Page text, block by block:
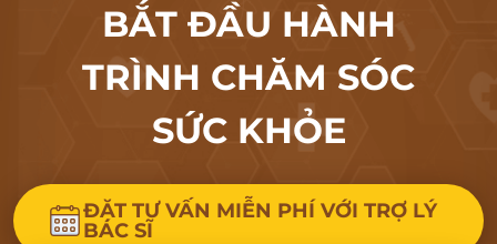
BẮT ĐẦU HÀNH
TRÌNH CHĂM SÓC
SỨC KHỎE
ĐẶT TƯ VẤN MIỄN PHÍ VỚI TRỢ LÝ
BÁC SĨ